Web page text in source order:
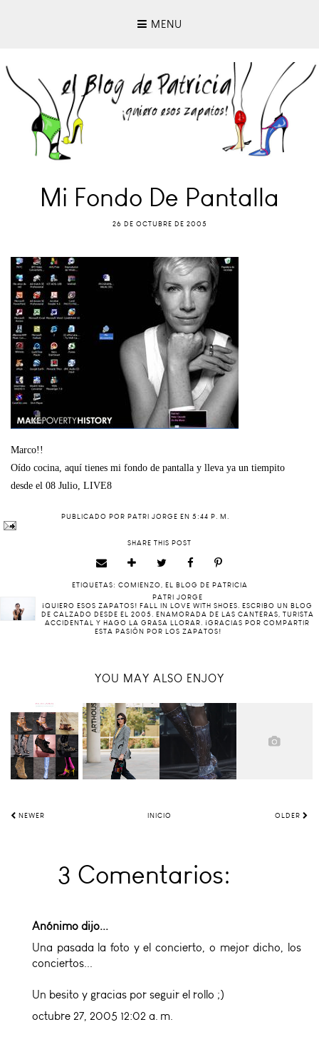
MENU
Mi Fondo De Pantalla
26 DE OCTUBRE DE 2005
Marco!!
Oído cocina, aquí tienes mi fondo de pantalla y lleva ya un tiempito
desde el 08 Julio, LIVE8
PUBLICADO POR PATRI JORGE EN 5:44 P. M.
SHARE THIS POST
ETIQUETAS: COMIENZO, EL BLOG DE PATRICIA
PATRI JORGE
¡QUIERO ESOS ZAPATOS! FALL IN LOVE WITH SHOES. ESCRIBO UN BLOG
DE CALZADO DESDE EL 2005. ENAMORADA DE LAS CANTERAS, TURISTA
ACCIDENTAL Y HAGO LA GRASA LLORAR. ¡GRACIAS POR COMPARTIR
ESTA PASIÓN POR LOS ZAPATOS!
YOU MAY ALSO ENJOY
NEWER INICIO OLDER
3 Comentarios:
Anónimo dijo...
Una pasada la foto y el concierto, o mejor dicho, los
conciertos...
Un besito y gracias por seguir el rollo ;)
octubre 27, 2005 12:02 a. m.